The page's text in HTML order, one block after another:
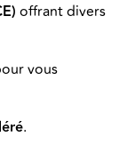
offrant divers
vous
.